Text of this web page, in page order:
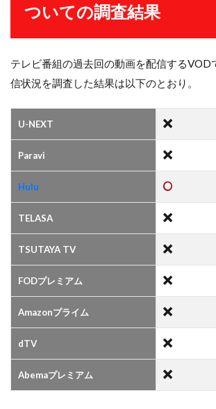
ついての調査結果
テレビ番組の過去回の動画を配信するVOD
信状況を調査した結果は以下のとおり。
U-NEXT
Paravi
Hulu
TELASA
TSUTAYA TV
FODプレミアム
Amazonプライム
dTV
Abemaプレミアム